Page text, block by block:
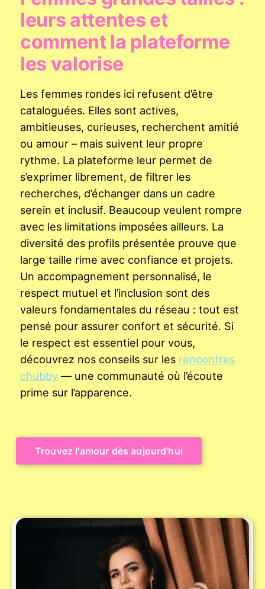
leurs attentes et
comment la plateforme
les valorise
Les femmes rondes ici refusent d’être
cataloguées. Elles sont actives,
ambitieuses, curieuses, recherchent amitié
ou amour – mais suivent leur propre
rythme. La plateforme leur permet de
s’exprimer librement, de filtrer les
recherches, d’échanger dans un cadre
serein et inclusif. Beaucoup veulent rompre
avec les limitations imposées ailleurs. La
diversité des profils présentée prouve que
large taille rime avec confiance et projets.
Un accompagnement personnalisé, le
respect mutuel et l’inclusion sont des
valeurs fondamentales du réseau : tout est
pensé pour assurer confort et sécurité. Si
le respect est essentiel pour vous,
découvrez nos conseils sur les rencontres
chubby — une communauté où l’écoute
prime sur l’apparence.
Trouvez l'amour dès aujourd'hui